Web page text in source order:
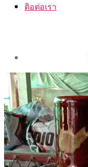
ติอต่อเรา
By
Aea